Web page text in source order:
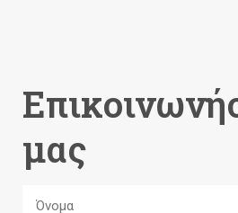
μας